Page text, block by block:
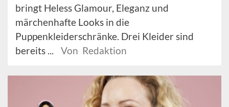
bringt Heless Glamour, Eleganz und
märchenhafte Looks in die
Puppenkleiderschränke. Drei Kleider sind
bereits ...
Von Redaktion